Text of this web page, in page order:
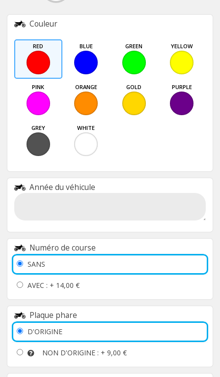
Couleur
RED BLUE GREEN YELLOW
PINK ORANGE GOLD PURPLE
GREY WHITE
Année du véhicule
Numéro de course
SANS
AVEC : + 14,00 €
Plaque phare
D'ORIGINE
NON D'ORIGINE : + 9,00 €